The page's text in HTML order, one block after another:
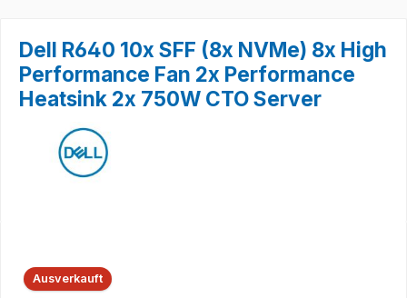
Dell R640 10x SFF (8x NVMe) 8x High
Performance Fan 2x Performance
Heatsink 2x 750W CTO Server
Bildergalerie überspringen
Ausverkauft